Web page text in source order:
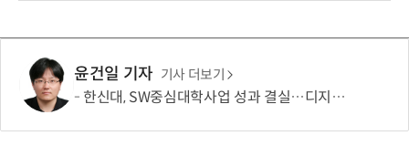
윤건일 기자 기사 더보기
한신대, SW중심대학사업 성과 결실…디지털 콘텐츠 인재 양성 '두각'